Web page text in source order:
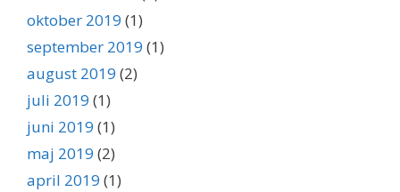
oktober 2019 (1)
september 2019 (1)
august 2019 (2)
juli 2019 (1)
juni 2019 (1)
maj 2019 (2)
april 2019 (1)